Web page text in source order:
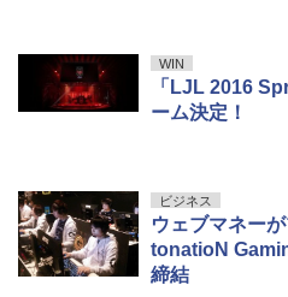
WIN
「LJL 2016
ーム決定！
ビジネス
ウェブマネー
tonatioN
締結